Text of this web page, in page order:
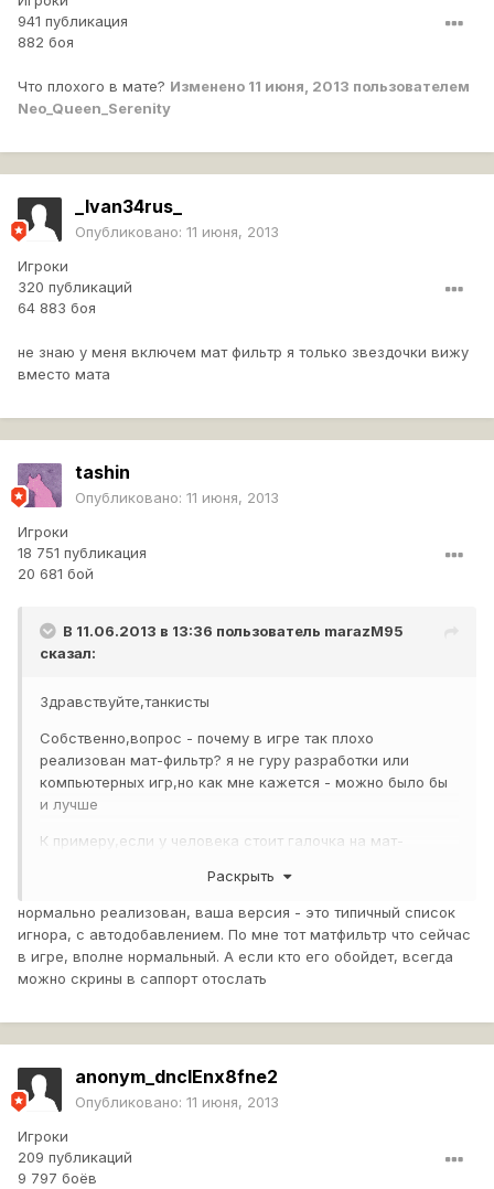
941 публикация
882 боя
Что плохого в мате? Изменено 11 июня, 2013 пользователем
Neo_Queen_Serenity
_Ivan34rus_
Опубликовано: 11 июня, 2013
Игроки
320 публикаций
64 883 боя
не знаю у меня включем мат фильтр я только звездочки вижу
вместо мата
tashin
Опубликовано: 11 июня, 2013
Игроки
18 751 публикация
20 681 бой
В 11.06.2013 в 13:36 пользователь marazM95
сказал:
Здравствуйте,танкисты
Собственно,вопрос - почему в игре так плохо
реализован мат-фильтр? я не гуру разработки или
компьютерных игр,но как мне кажется - можно было бы
и лучше
К примеру,если у человека стоит галочка на мат-
от того или иного пользователя он не видел все его
сообщения,дабы не возникали какие-либо конфликты
Сам не раз был в бане за матерные высказывания,но
вину осознаю,но когда дело доходит до оскорбления
родителей и вообще семьи - зверею,как наверно и
Что думаете по этому поводу?
Раскрыть
нормально реализован, ваша версия - это типичный список
игнора, с автодобавлением. По мне тот матфильтр что сейчас
в игре, вполне нормальный. А если кто его обойдет, всегда
можно скрины в саппорт отослать
anonym_dnclEnx8fne2
Опубликовано: 11 июня, 2013
Игроки
209 публикаций
9 797 боёв